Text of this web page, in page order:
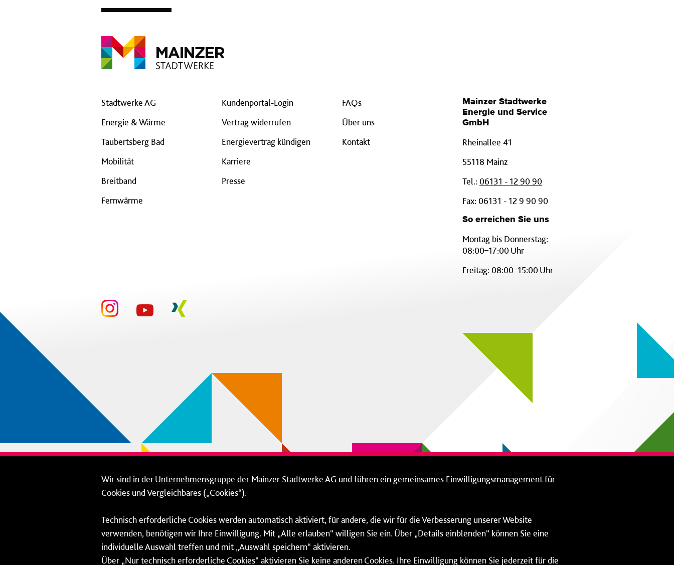
Stadtwerke AG
Energie & Wärme
Taubertsberg Bad
Mobilität
Breitband
Fernwärme
Kundenportal-Login
Vertrag widerrufen
Energievertrag kündigen
Karriere
Presse
FAQs
Über uns
Kontakt
Mainzer Stadtwerke
Energie und Service
GmbH
Rheinallee 41
55118 Mainz
Tel.: 06131 - 12 90 90
Fax: 06131 - 12 9 90 90
So erreichen Sie uns
Montag bis Donnerstag:
08:00–17:00 Uhr
Freitag: 08:00–15:00 Uhr
Wirsind in derUnternehmensgruppe der Mainzer Stadtwerke AG und führen ein gemeinsames Einwilligungsmanagement für
Cookies und Vergleichbares („Cookies“).
Technisch erforderliche Cookies werden automatisch aktiviert, für andere, die wir für die Verbesserung unserer Website
verwenden, benötigen wir Ihre Einwilligung. Mit „Alle erlauben“ willigen Sie ein. Über „Details einblenden“ können Sie eine
individuelle Auswahl treffen und mit „Auswahl speichern“ aktivieren.
Über „Nur technisch erforderliche Cookies“ aktivieren Sie keine anderen Cookies. Ihre Einwilligung können Sie jederzeit für die